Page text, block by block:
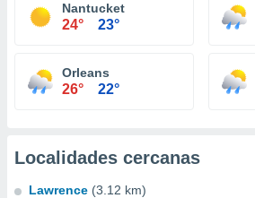
Nantucket
24° 23°
Orleans
26° 22°
Localidades cercanas
Lawrence (3.12 km)